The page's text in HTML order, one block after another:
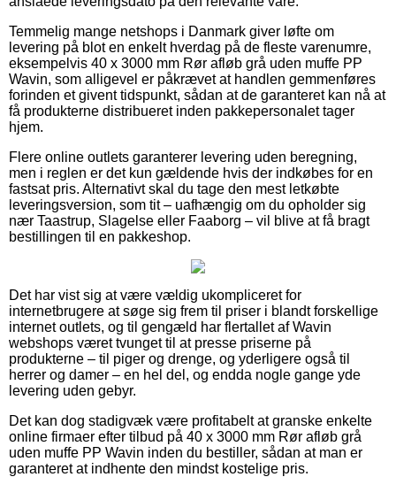
Temmelig mange netshops i Danmark giver løfte om
levering på blot en enkelt hverdag på de fleste varenumre,
eksempelvis 40 x 3000 mm Rør afløb grå uden muffe PP
Wavin, som alligevel er påkrævet at handlen gemmenføres
forinden et givent tidspunkt, sådan at de garanteret kan nå at
få produkterne distribueret inden pakkepersonalet tager
hjem.
Flere online outlets garanterer levering uden beregning,
men i reglen er det kun gældende hvis der indkøbes for en
fastsat pris. Alternativt skal du tage den mest letkøbte
leveringsversion, som tit – uafhængig om du opholder sig
nær Taastrup, Slagelse eller Faaborg – vil blive at få bragt
bestillingen til en pakkeshop.
Det har vist sig at være vældig ukompliceret for
internetbrugere at søge sig frem til priser i blandt forskellige
internet outlets, og til gengæld har flertallet af Wavin
webshops været tvunget til at presse priserne på
produkterne – til piger og drenge, og yderligere også til
herrer og damer – en hel del, og endda nogle gange yde
levering uden gebyr.
Det kan dog stadigvæk være profitabelt at granske enkelte
online firmaer efter tilbud på 40 x 3000 mm Rør afløb grå
uden muffe PP Wavin inden du bestiller, sådan at man er
garanteret at indhente den mindst kostelige pris.